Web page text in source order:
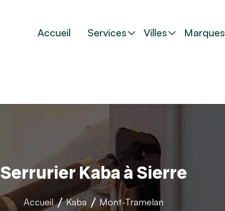
Accueil Services Villes Marques
Serrurier Kaba à Sierre
Accueil Kaba Mont-Tramelan